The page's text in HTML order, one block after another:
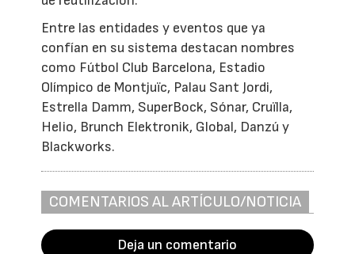
Entre las entidades y eventos que ya
confían en su sistema destacan nombres
como Fútbol Club Barcelona, Estadio
Olímpico de Montjuïc, Palau Sant Jordi,
Estrella Damm, SuperBock, Sónar, Cruïlla,
Helio, Brunch Elektronik, Global, Danzú y
Blackworks.
COMENTARIOS AL ARTÍCULO/NOTICIA
Deja un comentario